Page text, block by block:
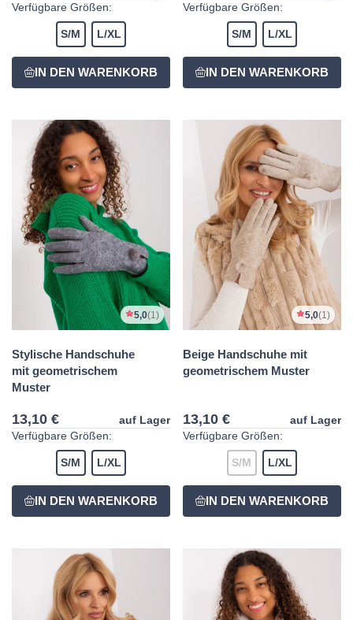
Verfügbare Größen:
S/M L/XL
Verfügbare Größen:
S/M L/XL
5,0(1)
Stylische Handschuhe
mit geometrischem
Muster
13,10 €
auf Lager
Verfügbare Größen:
S/M L/XL
5,0(1)
Beige Handschuhe mit
geometrischem Muster
13,10 €
auf Lager
Verfügbare Größen:
S/M L/XL